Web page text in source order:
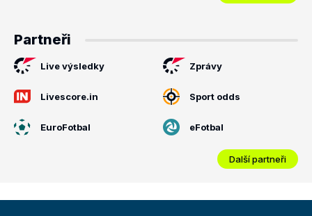
Partneři
Live výsledky Zprávy
Livescore.in Sport odds
EuroFotbal eFotbal
Další partneři